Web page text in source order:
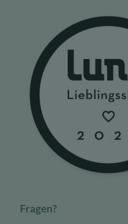
Fragen?